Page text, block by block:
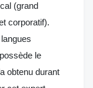
(grand
corporatif).
le
obtenu durant